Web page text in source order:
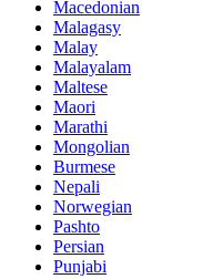
Macedonian
Malagasy
Malay
Malayalam
Maltese
Maori
Marathi
Mongolian
Burmese
Nepali
Norwegian
Pashto
Persian
Punjabi